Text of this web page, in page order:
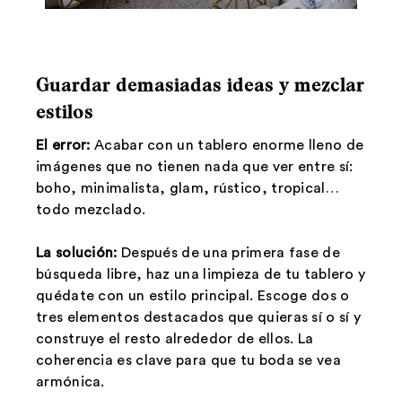
Guardar demasiadas ideas y mezclar
estilos
El error: Acabar con un tablero enorme lleno de
imágenes que no tienen nada que ver entre sí:
boho, minimalista, glam, rústico, tropical…
todo mezclado.
La solución: Después de una primera fase de
búsqueda libre, haz una limpieza de tu tablero y
quédate con un estilo principal. Escoge dos o
tres elementos destacados que quieras sí o sí y
construye el resto alrededor de ellos. La
coherencia es clave para que tu boda se vea
armónica.